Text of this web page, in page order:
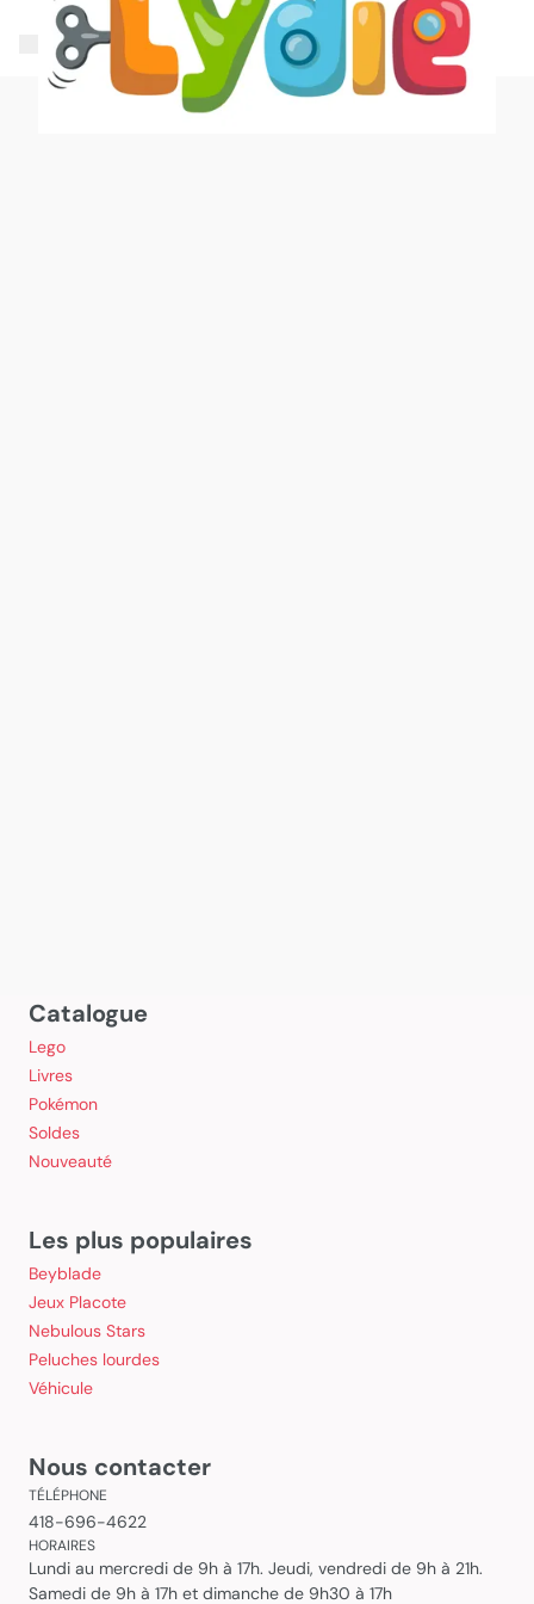
Catalogue
Lego
Livres
Pokémon
Soldes
Nouveauté
Les plus populaires
Beyblade
Jeux Placote
Nebulous Stars
Peluches lourdes
Véhicule
Nous contacter
TÉLÉPHONE
418-696-4622
HORAIRES
Lundi au mercredi de 9h à 17h. Jeudi, vendredi de 9h à 21h.
Samedi de 9h à 17h et dimanche de 9h30 à 17h